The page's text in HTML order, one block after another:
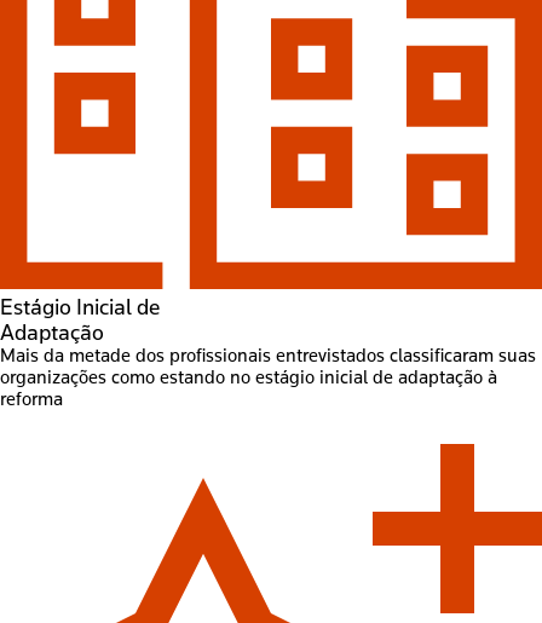
Estágio Inicial de
Adaptação
Mais da metade dos profissionais entrevistados classificaram suas
organizações como estando no estágio inicial de adaptação à
reforma